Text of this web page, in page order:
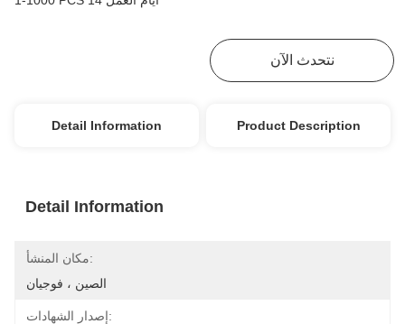
نتحدث الآن
Detail Information Product Description
Detail Information
مكان المنشأ:
الصين ، فوجيان
إصدار الشهادات: